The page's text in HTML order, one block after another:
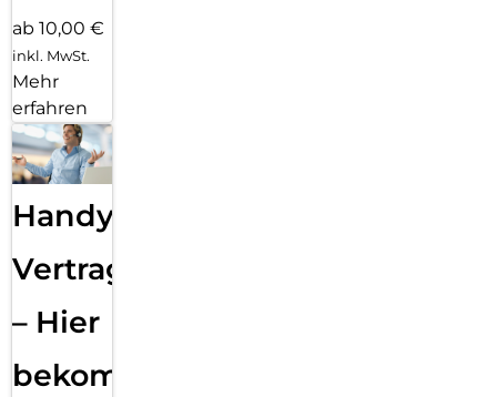
ab 10,00 €
inkl. MwSt.
Mehr
erfahren
Handy
Vertragsabwicklung
– Hier
bekommst